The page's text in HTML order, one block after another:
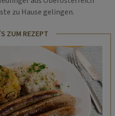
zu Hause gelingen.
ZUM REZEPT